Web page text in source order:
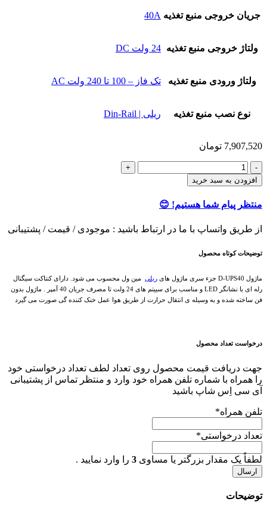
جریان خروجی منبع تغذیه 40A
ولتاژ خروجی منبع تغذیه 24 ولت DC
ولتاژ ورودی منبع تغذیه تک فاز – 100 تا 240 ولت AC
نوع نصب منبع تغذیه ریلی | Din-Rail
7,907,520 تومان
ماژول
UPS
ریلی
مین
ول
مدل
DUPS40
افزودن به سبد خرید
منتظر پیام شما هستیم! 😊
از طریق واتساپ با ما در ارتباط باشید : موجودی / قیمت / پشتیبانی
توضیحات کوتاه محصول
ماژول D-UPS40 جزء سری ماژول های ریلی مین ول محسوب می شود. دارای کنتاکت سیگنال
رله ای با نشانگر LED و مناسب برای سییتم های 24 ولت تا مصرف جریان 40 آمپر . ماژول بدون
فن ساخته شده و به وسیله ی انتقال حرارت از طریق هوا عمل خنک کننده گی صورت می گیرد
درخواست تعداد محصول
جهت دریافت قیمت محصول روی تعداد لطف تعداد درخواستی خود
را همراه با شماره تلفن همراه خود وارد و منتظر تماس از پشتیبانی
آی سی اِس شاپ باشید
تلفن همراه*
تعداد درخواستی*
لطفاً یک مقدار بزرگتر یا مساوی 3 را وارد نمایید .
توضیحات